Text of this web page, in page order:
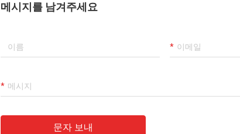
메시지를 남겨주세요
문자 보내